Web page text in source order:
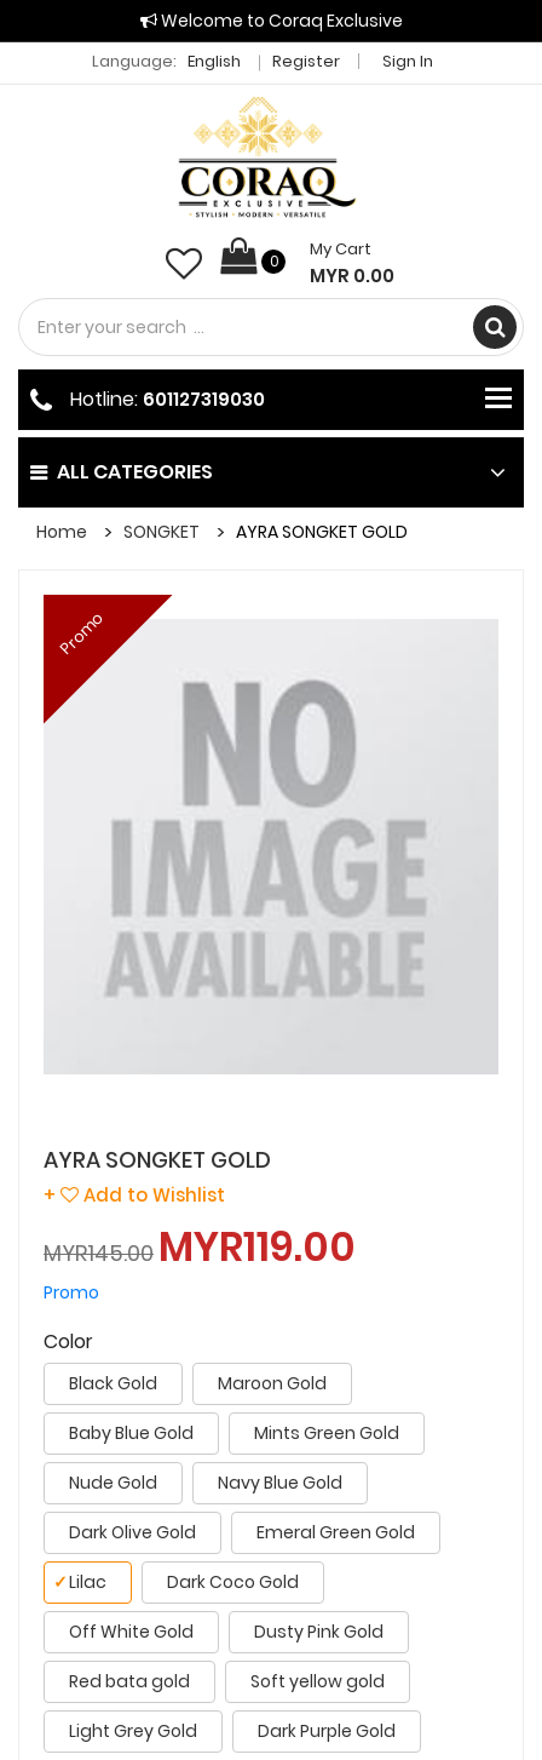
Welcome to Coraq Exclusive
Language: English Register Sign In
0
My Cart
MYR 0.00
ALL CATEGORIES
Hotline: 601127319030
Home SONGKET AYRA SONGKET GOLD
Promo
AYRA SONGKET GOLD
+ Add to Wishlist
MYR145.00 MYR119.00
Promo
Color
Black Gold Maroon Gold
Baby Blue Gold Mints Green Gold
Nude Gold Navy Blue Gold
Dark Olive Gold Emeral Green Gold
Lilac
✓ Dark Coco Gold
Off White Gold Dusty Pink Gold
Red bata gold Soft yellow gold
Light Grey Gold Dark Purple Gold